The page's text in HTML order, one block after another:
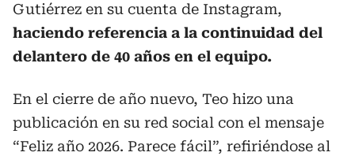
Gutiérrez en su cuenta de Instagram,
haciendo referencia a la continuidad del
delantero de 40 años en el equipo.
En el cierre de año nuevo, Teo hizo una
publicación en su red social con el mensaje
“Feliz año 2026. Parece fácil”, refiriéndose al